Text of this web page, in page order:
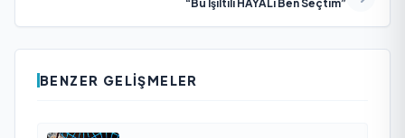
“Bu Işıltılı HAYALi Ben Seçtim”
BENZER GELIŞMELER